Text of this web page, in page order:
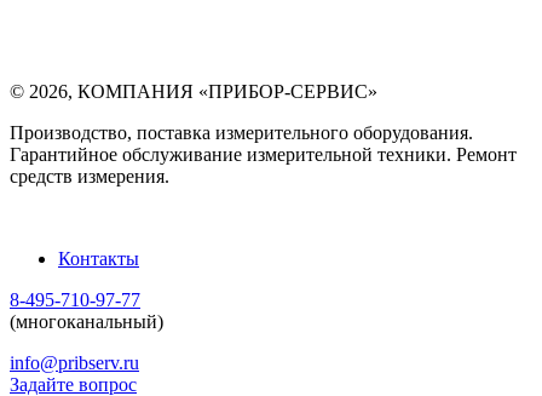
© 2026, КОМПАНИЯ «ПРИБОР-СЕРВИС»
Производство, поставка измерительного оборудования.
Гарантийное обслуживание измерительной техники. Ремонт
средств измерения.
Контакты
8-495-710-97-77
(многоканальный)
info@pribserv.ru
Задайте вопрос